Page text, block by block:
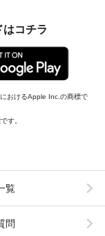
コチラ
おけるApple Inc.の商標で
す。
覧
問